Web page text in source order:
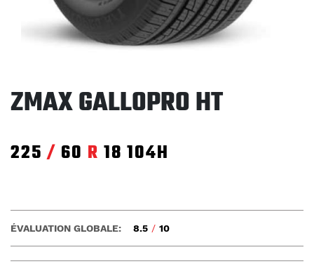
ZMAX GALLOPRO HT
225 / 60 R 18 104H
ÉVALUATION GLOBALE: 8.5 / 10